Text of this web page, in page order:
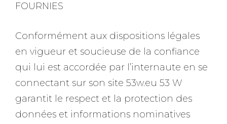
FOURNIES
Conformément aux dispositions légales
en vigueur et soucieuse de la confiance
qui lui est accordée par l’internaute en se
connectant sur son site 53w.eu 53 W
garantit le respect et la protection des
données et informations nominatives